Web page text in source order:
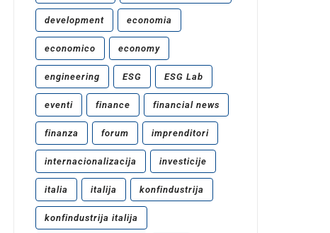
development economia
economico economy
engineering ESG ESG Lab
eventi finance financial news
finanza forum imprenditori
internacionalizacija investicije
italia italija konfindustrija
konfindustrija italija